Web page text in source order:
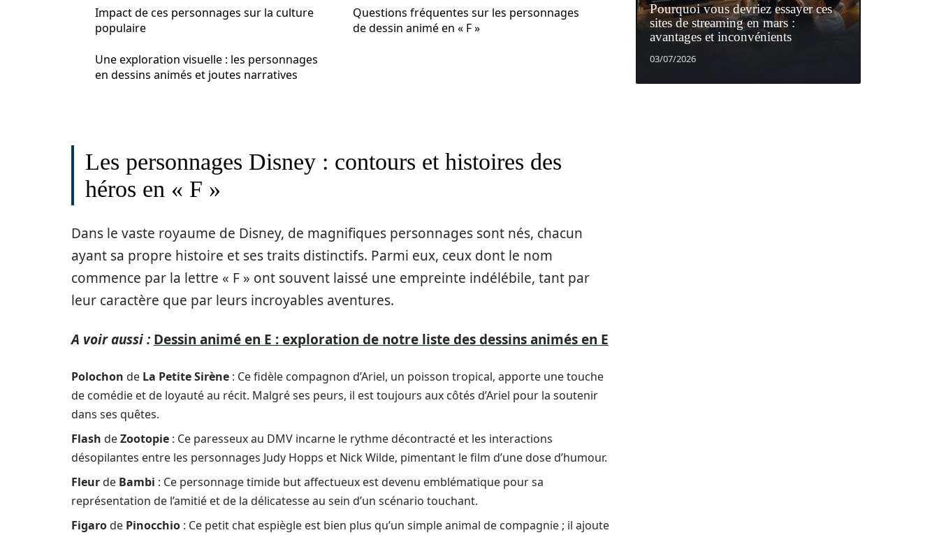
Impact de ces personnages sur la culture
populaire
Une exploration visuelle : les personnages
en dessins animés et joutes narratives
Questions fréquentes sur les personnages
de dessin animé en « F »
Les personnages Disney : contours et histoires des
héros en « F »
Dans le vaste royaume de Disney, de magnifiques personnages sont nés, chacun
ayant sa propre histoire et ses traits distinctifs. Parmi eux, ceux dont le nom
commence par la lettre « F » ont souvent laissé une empreinte indélébile, tant par
leur caractère que par leurs incroyables aventures.
A voir aussi : Dessin animé en E : exploration de notre liste des dessins animés en E
Polochon de La Petite Sirène : Ce fidèle compagnon d’Ariel, un poisson tropical, apporte une touche
de comédie et de loyauté au récit. Malgré ses peurs, il est toujours aux côtés d’Ariel pour la soutenir
dans ses quêtes.
Flash deZootopie : Ce paresseux au DMV incarne le rythme décontracté et les interactions
désopilantes entre les personnages Judy Hopps et Nick Wilde, pimentant le film d’une dose d’humour.
Fleurde Bambi : Ce personnage timide but affectueux est devenu emblématique pour sa
représentation de l’amitié et de la délicatesse au sein d’un scénario touchant.
Figarode Pinocchio : Ce petit chat espiègle est bien plus qu’un simple animal de compagnie ; il ajoute
Pourquoi vous devriez essayer ces
sites de streaming en mars :
avantages et inconvénients
03/07/2026